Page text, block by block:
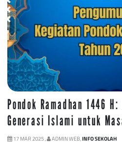
Pondok Ramadhan 1446 H:
Generasi Islami untuk
17 MAR 2025 , ADMIN WEB,INFO SEKOLAH